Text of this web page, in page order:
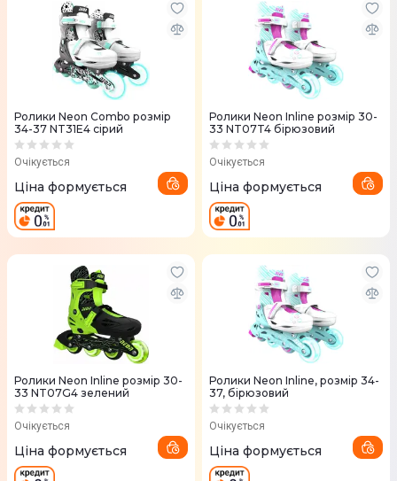
Ролики Neon Combo розмір
34-37 NT31E4 сірий
Очікується
Ціна формується
Ролики Neon Inline розмір 30-
33 NT07T4 бірюзовий
Очікується
Ціна формується
Ролики Neon Inline розмір 30-
33 NT07G4 зелений
Очікується
Ціна формується
Ролики Neon Inline, розмір 34-
37, бірюзовий
Очікується
Ціна формується